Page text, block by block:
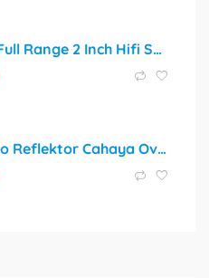
Speaker Full Range 2 Inch Hifi Speaker Aiyima Fullrange
TaffStudio Reflektor Cahaya Oval: Solusi Cahaya Profesional untuk Setiap Hasil Foto